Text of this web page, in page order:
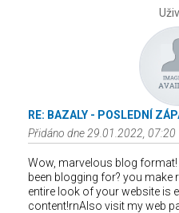
RE: BAZALY - POSLEDNÍ
Přidáno dne 29.01.2022, 07:20
Wow, marvelous blog
been blogging for? you make
entire look of your website is
content!rnAlso visit my web